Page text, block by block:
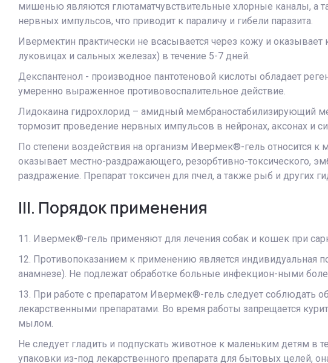
мишенью являются глютаматчувствительные хлорные каналы, а
нервных импульсов, что приводит к параличу и гибели паразита.
Ивермектин практически не всасывается через кожу и
луковицах и сальных железах) в течение 5-7 дней.
Декспантенол - производное пантотеновой кислоты обладает
умеренно выраженное противовоспалительное действие.
Лидокаина гидрохлорид – амидный мембраностабилизирующий
тормозит проведение нервных импульсов в нейронах, аксонах и
По степени воздействия на организм Ивермек®-гель относится
оказывает местно-раздражающего, резорбтивно-токсического,
раздражение. Препарат токсичен для пчел, а также рыб и других
III. Порядок применения
11. Ивермек®-гель применяют для лечения собак и кошек при
12. Противопоказанием к применению является индивидуальная
анамнезе). Не подлежат обработке больные инфекцион-ными
13. При работе с препаратом Ивермек®-гель следует соблюдать
лекарственными препаратами. Во время работы запрещается
мылом.
Не следует гладить и подпускать животное к маленьким детям в
упаковки из-под лекарственного препарата для бытовых целей,